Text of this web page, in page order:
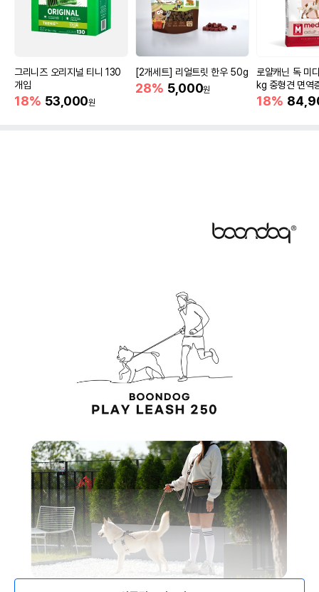
그리니즈 오리지널 티니 130
개입
18% 53,000원
[2개세트] 리얼트릿 한우 50g
28% 5,000원
로얄캐닌 독 미
kg 중형견 면역
18%